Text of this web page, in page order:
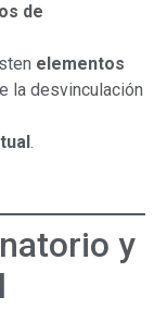
de
elementos
la desvinculación
.
y